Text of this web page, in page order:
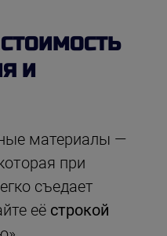
И
материалы —
при
съедает
её строкой